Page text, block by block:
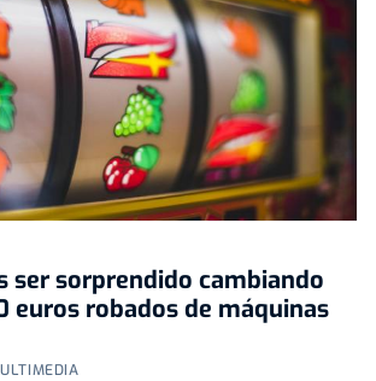
ser sorprendido cambiando
euros robados de máquinas